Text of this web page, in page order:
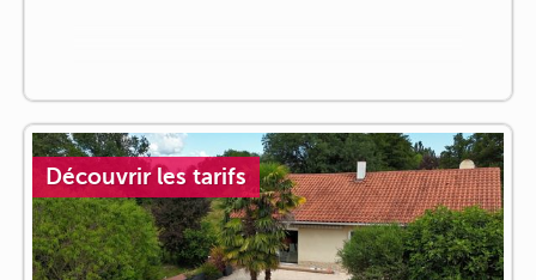
Découvrir les tarifs